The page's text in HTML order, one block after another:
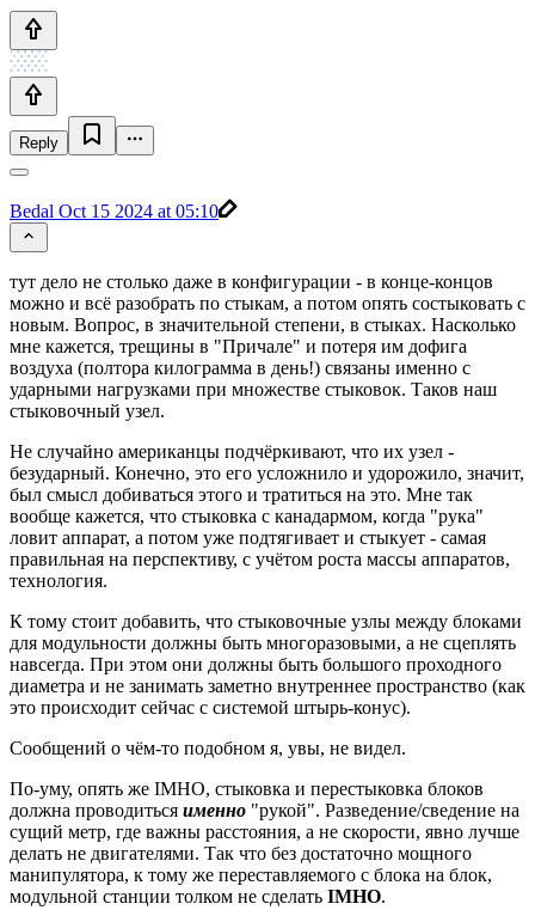
Reply
Bedal Oct 15 2024 at 05:10
тут дело не столько даже в конфигурации - в конце-концов
можно и всё разобрать по стыкам, а потом опять состыковать с
новым. Вопрос, в значительной степени, в стыках. Насколько
мне кажется, трещины в "Причале" и потеря им дофига
воздуха (полтора килограмма в день!) связаны именно с
ударными нагрузками при множестве стыковок. Таков наш
стыковочный узел.
Не случайно американцы подчёркивают, что их узел -
безударный. Конечно, это его усложнило и удорожило, значит,
был смысл добиваться этого и тратиться на это. Мне так
вообще кажется, что стыковка с канадармом, когда "рука"
ловит аппарат, а потом уже подтягивает и стыкует - самая
правильная на перспективу, с учётом роста массы аппаратов,
технология.
К тому стоит добавить, что стыковочные узлы между блоками
для модульности должны быть многоразовыми, а не сцеплять
навсегда. При этом они должны быть большого проходного
диаметра и не занимать заметно внутреннее пространство (как
это происходит сейчас с системой штырь-конус).
Сообщений о чём-то подобном я, увы, не видел.
По-уму, опять же IMHO, стыковка и перестыковка блоков
должна проводиться именно "рукой". Разведение/сведение на
сущий метр, где важны расстояния, а не скорости, явно лучше
делать не двигателями. Так что без достаточно мощного
манипулятора, к тому же переставляемого с блока на блок,
модульной станции толком не сделать IMHO.